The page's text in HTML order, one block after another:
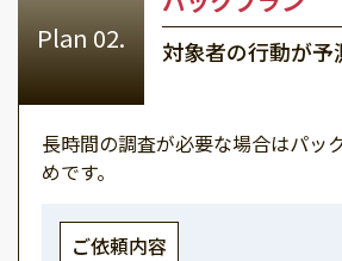
対象者の行動が
長時間の調査が必要な場合はパッ
めです。
ご依頼内容